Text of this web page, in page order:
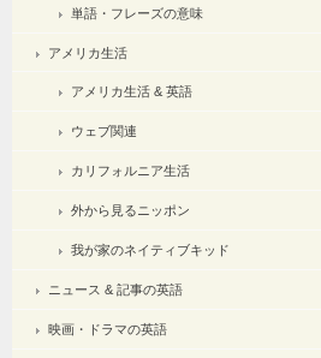
単語・フレーズの意味
アメリカ生活
アメリカ生活 & 英語
ウェブ関連
カリフォルニア生活
外から見るニッポン
我が家のネイティブキッド
ニュース & 記事の英語
映画・ドラマの英語